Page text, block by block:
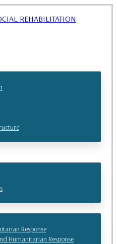
Response
Humanitarian Response